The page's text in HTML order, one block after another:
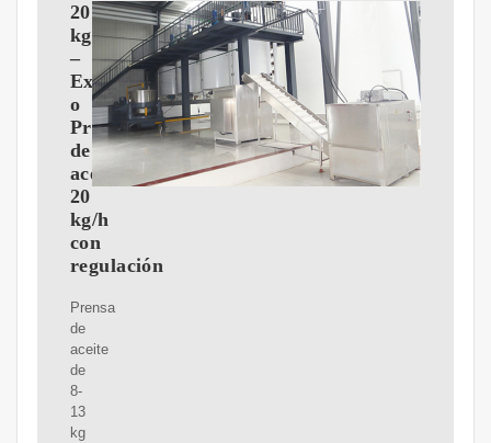
20
kg/h
–
Extractor
o
Prensa
de
aceite
20
kg/h
con
regulación
Prensa
de
aceite
de
8-
13
kg